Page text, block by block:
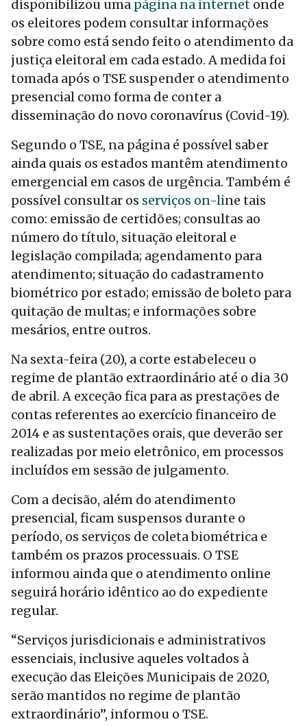
disponibilizou uma página na internet onde
os eleitores podem consultar informações
sobre como está sendo feito o atendimento da
justiça eleitoral em cada estado. A medida foi
tomada após o TSE suspender o atendimento
presencial como forma de conter a
disseminação do novo coronavírus (Covid-19).
Segundo o TSE, na página é possível saber
ainda quais os estados mantêm atendimento
emergencial em casos de urgência. Também é
possível consultar os serviços on-line tais
como: emissão de certidões; consultas ao
número do título, situação eleitoral e
legislação compilada; agendamento para
atendimento; situação do cadastramento
biométrico por estado; emissão de boleto para
quitação de multas; e informações sobre
mesários, entre outros.
Na sexta-feira (20), a corte estabeleceu o
regime de plantão extraordinário até o dia 30
de abril. A exceção fica para as prestações de
contas referentes ao exercício financeiro de
2014 e as sustentações orais, que deverão ser
realizadas por meio eletrônico, em processos
incluídos em sessão de julgamento.
Com a decisão, além do atendimento
presencial, ficam suspensos durante o
período, os serviços de coleta biométrica e
também os prazos processuais. O TSE
informou ainda que o atendimento online
seguirá horário idêntico ao do expediente
regular.
“Serviços jurisdicionais e administrativos
essenciais, inclusive aqueles voltados à
execução das Eleições Municipais de 2020,
serão mantidos no regime de plantão
extraordinário”, informou o TSE.